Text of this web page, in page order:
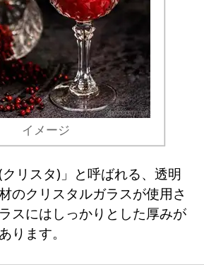
イメージ
リスタ)」と呼ばれる、透明
のクリスタルガラスが使用さ
スにはしっかりとした厚みが
ります。